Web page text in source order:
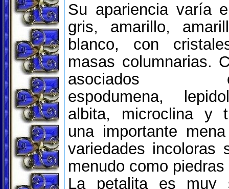
Su apariencia varía
gris, amarillo,
blanco, con
masas columnarias.
asociados
espodumena,
albita, microclina y
una importante
variedades incoloras
menudo como
La petalita es muy